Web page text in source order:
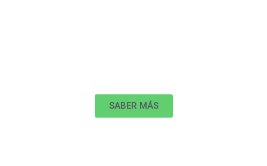
SABER MÁS